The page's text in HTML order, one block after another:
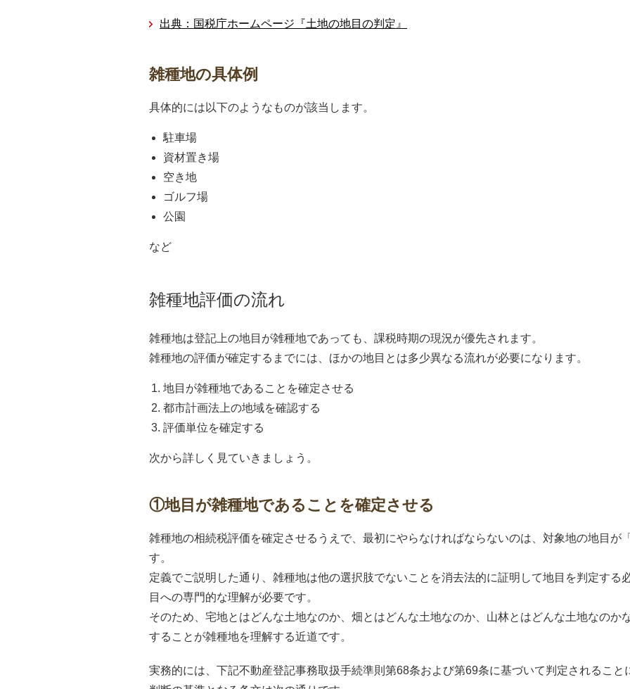
出典：国税庁ホームページ『土地の地目の判定』
雑種地の具体例
具体的には以下のようなものが該当します。
駐車場
資材置き場
空き地
ゴルフ場
公園
など
雑種地評価の流れ
雑種地は登記上の地目が雑種地であっても、課税時期の現況が優先されます。
雑種地の評価が確定するまでには、ほかの地目とは多少異なる流れが必要になります。
地目が雑種地であることを確定させる
都市計画法上の地域を確認する
評価単位を確定する
次から詳しく見ていきましょう。
①地目が雑種地であることを確定させる
雑種地の相続税評価を確定させるうえで、最初にやらなければならないのは、対象地の地目が
す。
定義でご説明した通り、雑種地は他の選択肢でないことを消去法的に証明して地目を判定する
目への専門的な理解が必要です。
そのため、宅地とはどんな土地なのか、畑とはどんな土地なのか、山林とはどんな土地なのか
することが雑種地を理解する近道です。
実務的には、下記不動産登記事務取扱手続準則第68条および第69条に基づいて判定されること